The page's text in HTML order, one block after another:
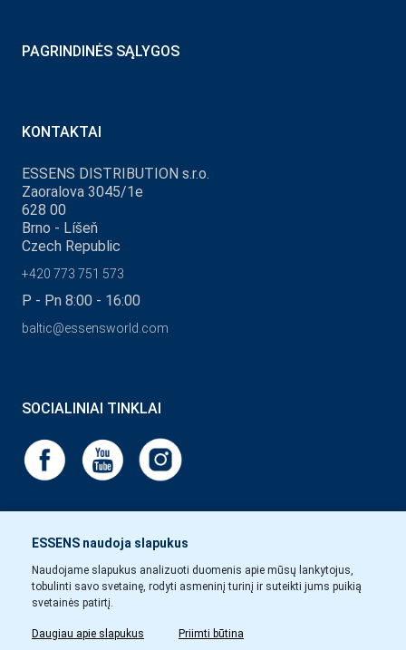
ESSENS naudoja slapukus
Naudojame slapukus analizuoti duomenis apie mūsų lankytojus,
tobulinti savo svetainę, rodyti asmeninį turinį ir suteikti jums puikią
svetainės patirtį.
Daugiau apie slapukus Priimti būtina
PAGRINDINĖS SĄLYGOS
KONTAKTAI
ESSENS DISTRIBUTION s.r.o.
Zaoralova 3045/1e
628 00
Brno - Líšeň
Czech Republic
+420 773 751 573
P - Pn 8:00 - 16:00
baltic@essensworld.com
SOCIALINIAI TINKLAI